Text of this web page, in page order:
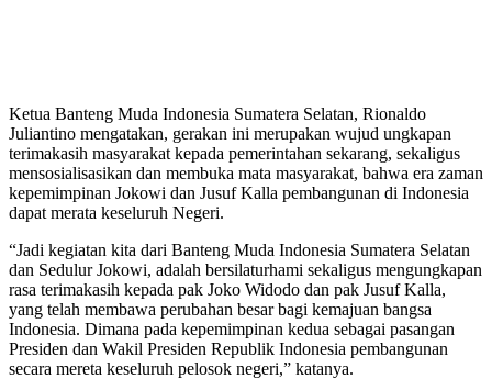
Ketua Banteng Muda Indonesia Sumatera Selatan, Rionaldo
Juliantino mengatakan, gerakan ini merupakan wujud ungkapan
terimakasih masyarakat kepada pemerintahan sekarang, sekaligus
mensosialisasikan dan membuka mata masyarakat, bahwa era zaman
kepemimpinan Jokowi dan Jusuf Kalla pembangunan di Indonesia
dapat merata keseluruh Negeri.
“Jadi kegiatan kita dari Banteng Muda Indonesia Sumatera Selatan
dan Sedulur Jokowi, adalah bersilaturhami sekaligus mengungkapan
rasa terimakasih kepada pak Joko Widodo dan pak Jusuf Kalla,
yang telah membawa perubahan besar bagi kemajuan bangsa
Indonesia. Dimana pada kepemimpinan kedua sebagai pasangan
Presiden dan Wakil Presiden Republik Indonesia pembangunan
secara mereta keseluruh pelosok negeri,” katanya.